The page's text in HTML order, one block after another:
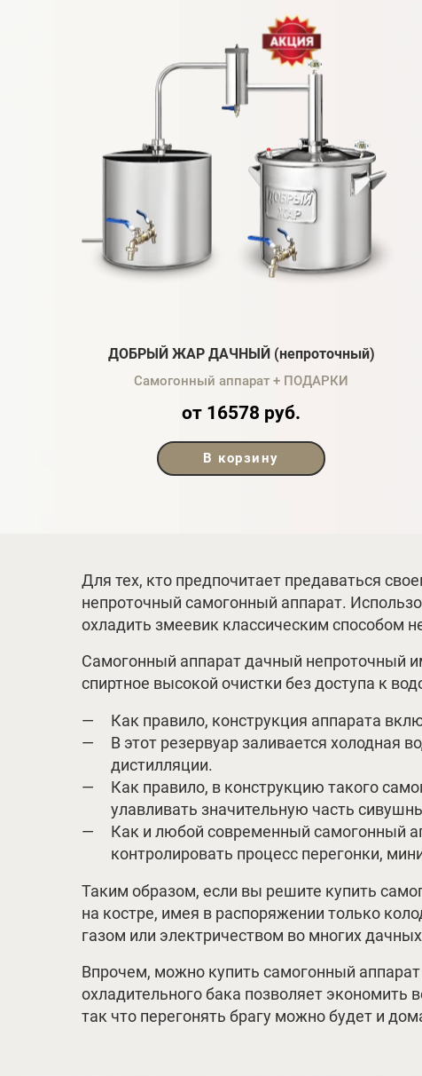
ДОБРЫЙ ЖАР ДАЧНЫЙ (непроточный)
Самогонный аппарат + ПОДАРКИ
от 16578 руб.
В корзину
Для тех, кто предпочитает предаваться
непроточный самогонный аппарат.
охладить змеевик классическим способом
Самогонный аппарат дачный непроточный
спиртное высокой очистки без доступа к
Как правило, конструкция аппарата
В этот резервуар заливается холодная
дистилляции.
Как правило, в конструкцию такого
улавливать значительную часть
Как и любой современный самогонный
контролировать процесс перегонки,
Таким образом, если вы решите купить
на костре, имея в распоряжении только
газом или электричеством во многих
Впрочем, можно купить самогонный
охладительного бака позволяет экономить
так что перегонять брагу можно будет и